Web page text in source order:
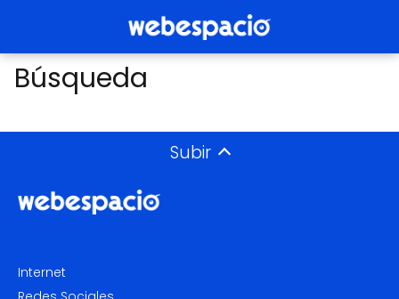
Búsqueda
Subir
Internet